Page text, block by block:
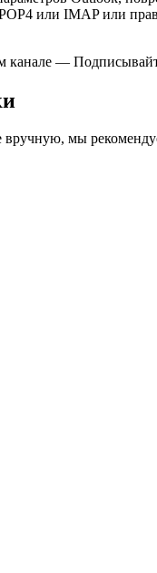
или IMAP или
—
вручную, мы